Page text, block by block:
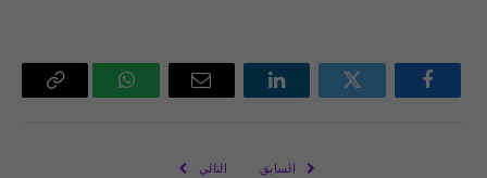
فيسبوك تويتر لينكدإن
البريد
واتساب Copy
السابق التالي